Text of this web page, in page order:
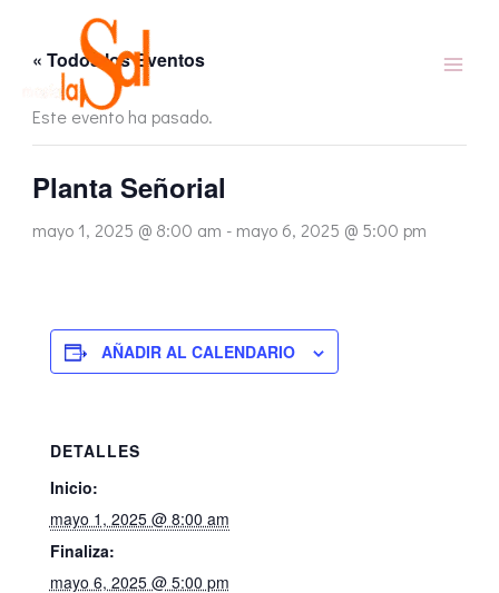
contenido
« Todos los Eventos
Este evento ha pasado.
Planta Señorial
mayo 1, 2025 @ 8:00 am - mayo 6, 2025 @ 5:00 pm
AÑADIR AL CALENDARIO
DETALLES
Inicio:
mayo 1, 2025 @ 8:00 am
Finaliza:
mayo 6, 2025 @ 5:00 pm